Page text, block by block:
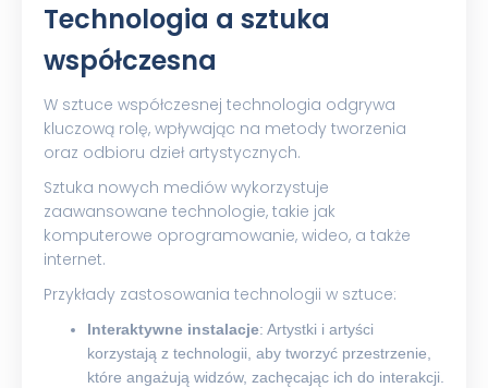
Technologia a sztuka
współczesna
W sztuce współczesnej technologia odgrywa
kluczową rolę, wpływając na metody tworzenia
oraz odbioru dzieł artystycznych.
Sztuka nowych mediów wykorzystuje
zaawansowane technologie, takie jak
komputerowe oprogramowanie, wideo, a także
internet.
Przykłady zastosowania technologii w sztuce:
Interaktywne instalacje: Artystki i artyści
korzystają z technologii, aby tworzyć przestrzenie,
które angażują widzów, zachęcając ich do interakcji.